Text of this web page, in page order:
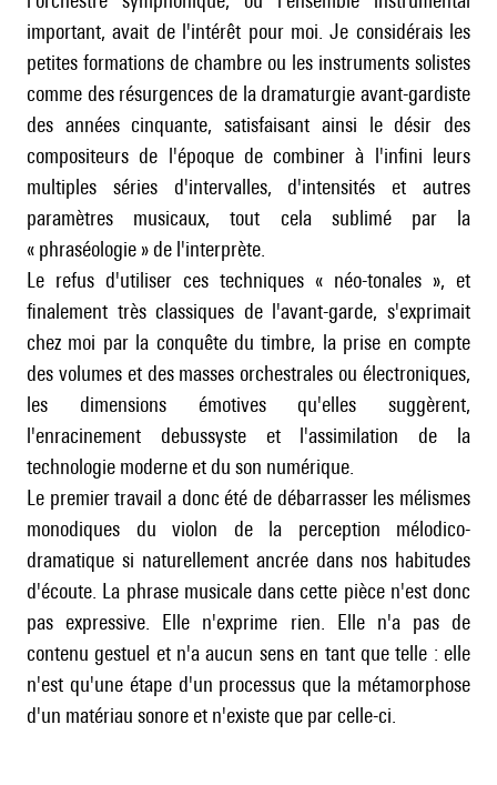
important, avait de l'intérêt pour moi. Je considérais les
petites formations de chambre ou les instruments solistes
comme des résurgences de la dramaturgie avant-gardiste
des années cinquante, satisfaisant ainsi le désir des
compositeurs de l'époque de combiner à l'infini leurs
multiples séries d'intervalles, d'intensités et autres
paramètres musicaux, tout cela sublimé par la
« phraséologie » de l'interprète.
Le refus d'utiliser ces techniques « néo-tonales », et
finalement très classiques de l'avant-garde, s'exprimait
chez moi par la conquête du timbre, la prise en compte
des volumes et des masses orchestrales ou électroniques,
les dimensions émotives qu'elles suggèrent,
l'enracinement debussyste et l'assimilation de la
technologie moderne et du son numérique.
Le premier travail a donc été de débarrasser les mélismes
monodiques du violon de la perception mélodico-
dramatique si naturellement ancrée dans nos habitudes
d'écoute. La phrase musicale dans cette pièce n'est donc
pas expressive. Elle n'exprime rien. Elle n'a pas de
contenu gestuel et n'a aucun sens en tant que telle : elle
n'est qu'une étape d'un processus que la métamorphose
d'un matériau sonore et n'existe que par celle-ci.